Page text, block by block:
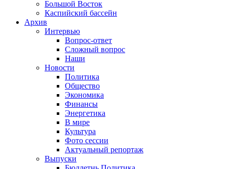
Большой Восток
Каспийский бассейн
Архив
Интервью
Вопрос-ответ
Сложный вопрос
Наши
Новости
Политика
Общество
Экономика
Финансы
Энергетика
В мире
Культура
Фото сессии
Актуальный репортаж
Выпуски